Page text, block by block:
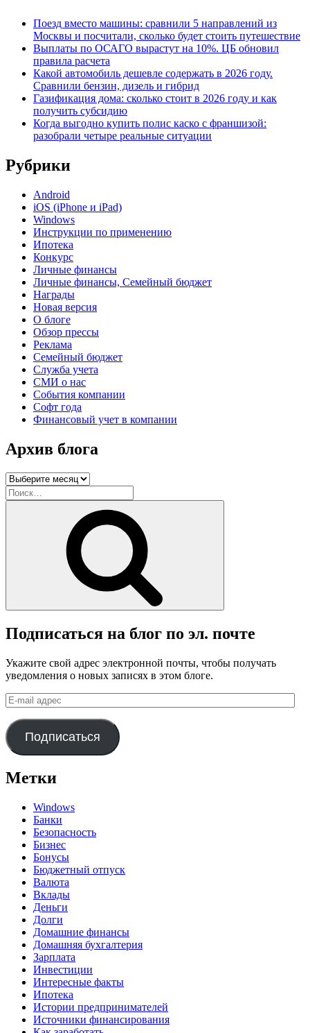
Поезд вместо машины: сравнили 5 направлений из
Москвы и посчитали, сколько будет стоить путешествие
Выплаты по ОСАГО вырастут на 10%. ЦБ обновил
правила расчета
Какой автомобиль дешевле содержать в 2026 году.
Сравнили бензин, дизель и гибрид
Газификация дома: сколько стоит в 2026 году и как
получить субсидию
Когда выгодно купить полис каско с франшизой:
разобрали четыре реальные ситуации
Рубрики
Android
iOS (iPhone и iPad)
Windows
Инструкции по применению
Ипотека
Конкурс
Личные финансы
Личные финансы, Семейный бюджет
Награды
Новая версия
О блоге
Обзор прессы
Реклама
Семейный бюджет
Служба учета
СМИ о нас
События компании
Софт года
Финансовый учет в компании
Архив блога
Архив
блога
Искать:
Подписаться на блог по эл. почте
Укажите свой адрес электронной почты, чтобы получать
уведомления о новых записях в этом блоге.
E-
mail
адрес
Подписаться
Метки
Windows
Банки
Безопасность
Бизнес
Бонусы
Бюджетный отпуск
Валюта
Вклады
Деньги
Долги
Домашние финансы
Домашняя бухгалтерия
Зарплата
Инвестиции
Интересные факты
Ипотека
Истории предпринимателей
Источники финансирования